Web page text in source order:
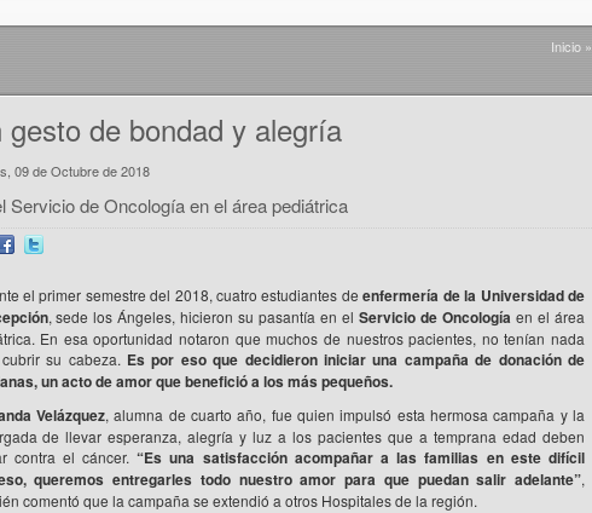
Inicio»
gesto de bondad y alegría
09 de Octubre de 2018
Servicio de Oncología en el área pediátrica
el primer semestre del 2018, cuatro estudiantes deenfermería de la Universidad de
, sede los Ángeles, hicieron su pasantía en elServicio de Oncología en el área
En esa oportunidad notaron que muchos de nuestros pacientes, no tenían nada
su cabeza. Es por eso que decidieron iniciar una campaña de donación de
un acto de amor que benefició a los más pequeños.
Velázquez, alumna de cuarto año, fue quien impulsó esta hermosa campaña y la
de llevar esperanza, alegría y luz a los pacientes que a temprana edad deben
contra el cáncer.“Es una satisfacción acompañar a las familias en este difícil
queremos entregarles todo nuestro amor para que puedan salir adelante”,
comentó que la campaña se extendió a otros Hospitales de la región.